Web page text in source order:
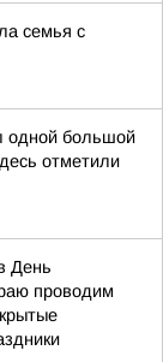
семья с
одной большой
отметили
День
проводим